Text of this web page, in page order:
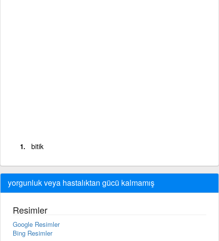
bitik
yorgunluk veya hastalıktan gücü kalmamış
Resimler
Google Resimler
Bing Resimler